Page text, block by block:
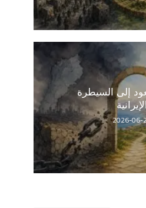
إلى السيطرة
2026-06-